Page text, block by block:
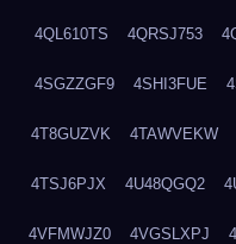
4QL610TS 4QRSJ753
4SGZZGF9 4SHI3FUE
4T8GUZVK 4TAWVEKW
4TSJ6PJX 4U48QGQ2
4VFMWJZ0 4VGSLXPJ